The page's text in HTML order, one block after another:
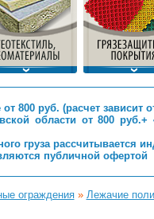
800 руб. (расчет зависит
области от 800
груза рассчитывается
публичной офертой
ограждения» Лежачие